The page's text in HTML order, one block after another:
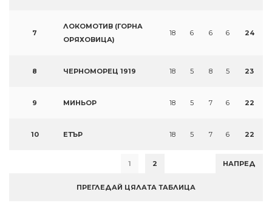
7
ЛОКОМОТИВ (ГОРНА
ОРЯХОВИЦА)
18 6 6 6 24
8 ЧЕРНОМОРЕЦ 1919 18 5 8 5 23
9 МИНЬОР 18 5 7 6 22
10 ЕТЪР 18 5 7 6 22
1 2 НАПРЕД
ПРЕГЛЕДАЙ ЦЯЛАТА ТАБЛИЦА